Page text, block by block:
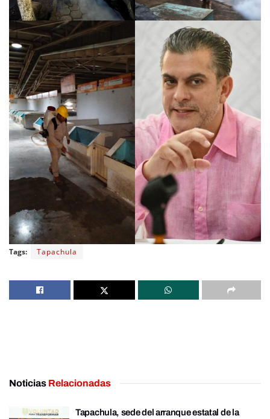
Tags: Tapachula
Noticias Relacionadas
Tapachula, sede del arranque estatal de la